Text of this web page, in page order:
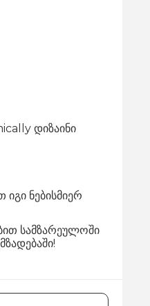
დიზაინი
ნებისმიერ
სამზარეულოში